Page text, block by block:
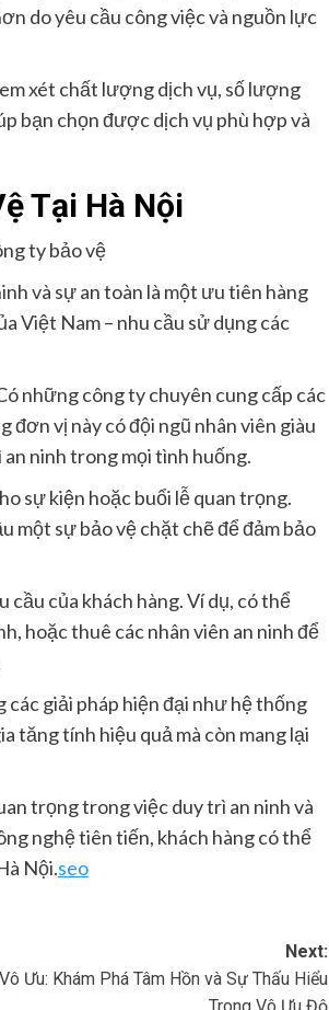
do yêu cầu công việc và nguồn lực
xét chất lượng dịch vụ, số lượng
bạn chọn được dịch vụ phù hợp và
Tại Hà Nội
ty bảo vệ
và sự an toàn là một ưu tiên hàng
Việt Nam – nhu cầu sử dụng các
những công ty chuyên cung cấp các
đơn vị này có đội ngũ nhân viên giàu
ninh trong mọi tình huống.
sự kiện hoặc buổi lễ quan trọng.
một sự bảo vệ chặt chẽ để đảm bảo
của khách hàng. Ví dụ, có thể
hoặc thuê các nhân viên an ninh để
các giải pháp hiện đại như hệ thống
tăng tính hiệu quả mà còn mang lại
trọng trong việc duy trì an ninh và
nghệ tiên tiến, khách hàng có thể
Nội.seo
Next:
Ưu: Khám Phá Tâm Hồn và Sự Thấu Hiểu